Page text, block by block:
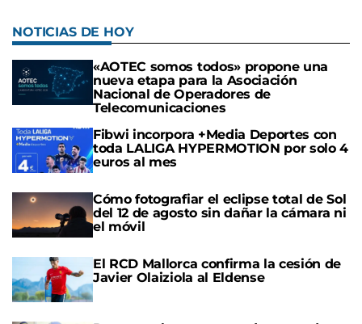
NOTICIAS DE HOY
«AOTEC somos todos» propone una
nueva etapa para la Asociación
Nacional de Operadores de
Telecomunicaciones
Fibwi incorpora +Media Deportes con
toda LALIGA HYPERMOTION por solo 4
euros al mes
Cómo fotografiar el eclipse total de Sol
del 12 de agosto sin dañar la cámara ni
el móvil
El RCD Mallorca confirma la cesión de
Javier Olaiziola al Eldense